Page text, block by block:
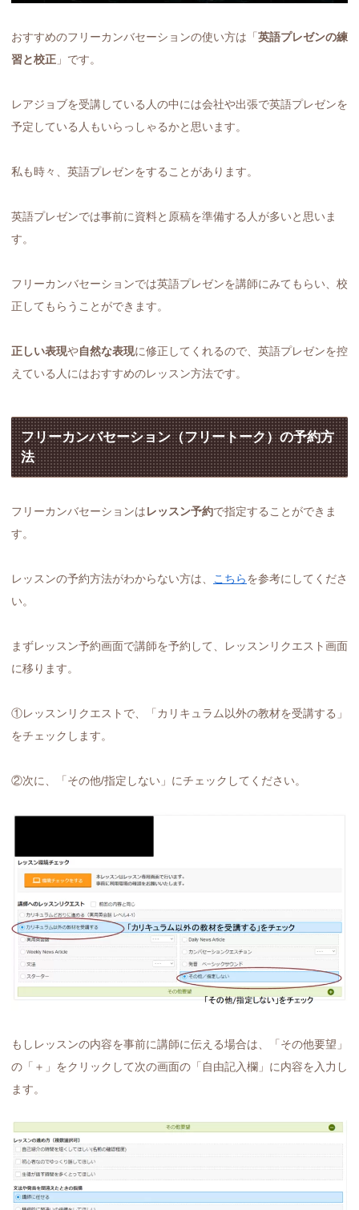
おすすめのフリーカンバセーションの使い方は「 英語プレゼンの練
習と校正 」です。
レアジョブを受講している人の中には会社や出張で英語プレゼンを
予定している人もいらっしゃるかと思います。
私も時々、英語プレゼンをすることがあります。
英語プレゼンでは事前に資料と原稿を準備する人が多いと思いま
す。
フリーカンバセーションでは英語プレゼンを講師にみてもらい、校
正してもらうことができます。
正しい表現や自然な表現に修正してくれるので、英語プレゼンを控
えている人にはおすすめのレッスン方法です。
フリーカンバセーション（フリートーク）の予約方
法
フリーカンバセーションはレッスン予約で指定することができま
す。
レッスンの予約方法がわからない方は、 こちらを参考にしてくださ
い。
まずレッスン予約画面で講師を予約して、レッスンリクエスト画面
に移ります。
①レッスンリクエストで、「カリキュラム以外の教材を受講する」
をチェックします。
②次に、「その他/指定しない」にチェックしてください。
もしレッスンの内容を事前に講師に伝える場合は、「その他要望」
の「＋」をクリックして次の画面の「自由記入欄」に内容を入力し
ます。